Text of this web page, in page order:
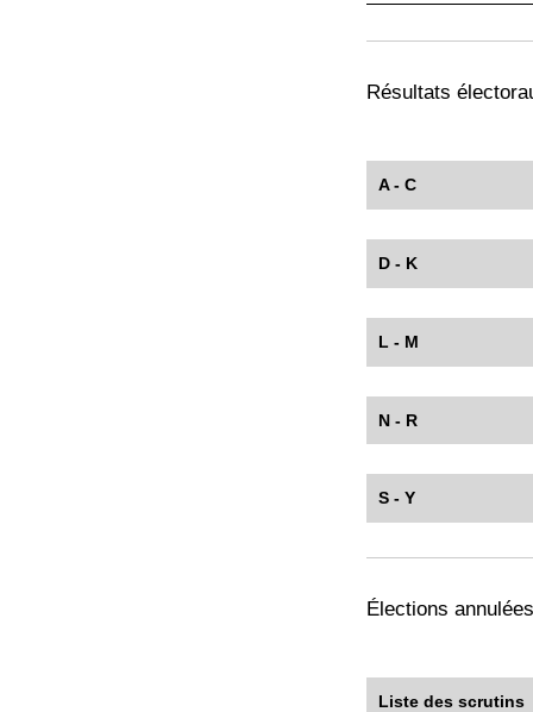
Résultats
A - C
D - K
L - M
N - R
S - Y
Élections
Liste des scrutins